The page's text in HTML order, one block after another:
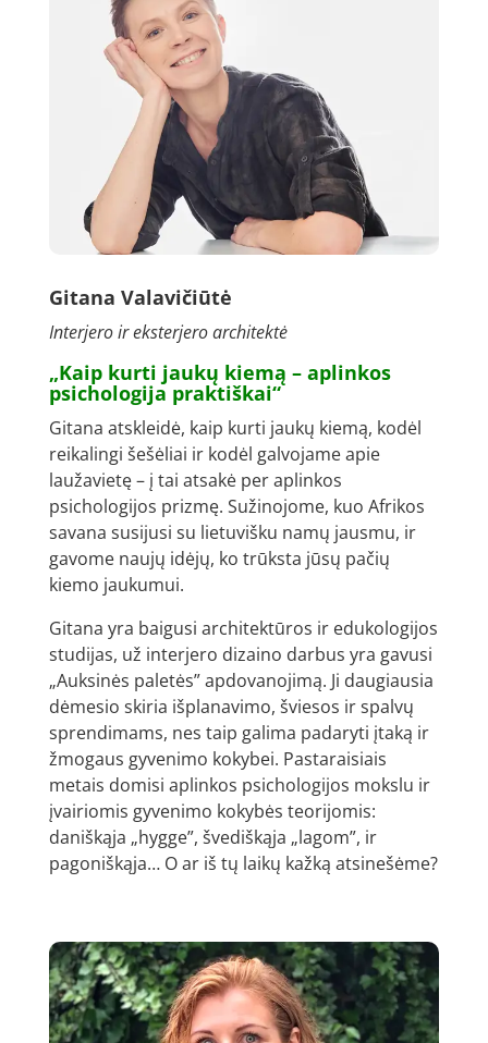
Gitana Valavičiūtė
Interjero ir eksterjero architektė
„Kaip kurti jaukų kiemą – aplinkos
psichologija praktiškai“
Gitana atskleidė, kaip kurti jaukų kiemą, kodėl
reikalingi šešėliai ir kodėl galvojame apie
laužavietę – į tai atsakė per aplinkos
psichologijos prizmę. Sužinojome, kuo Afrikos
savana susijusi su lietuvišku namų jausmu, ir
gavome naujų idėjų, ko trūksta jūsų pačių
kiemo jaukumui.
Gitana yra baigusi architektūros ir edukologijos
studijas, už interjero dizaino darbus yra gavusi
„Auksinės paletės” apdovanojimą. Ji daugiausia
dėmesio skiria išplanavimo, šviesos ir spalvų
sprendimams, nes taip galima padaryti įtaką ir
žmogaus gyvenimo kokybei. Pastaraisiais
metais domisi aplinkos psichologijos mokslu ir
įvairiomis gyvenimo kokybės teorijomis:
daniškąja „hygge”, švediškąja „lagom”, ir
pagoniškąja… O ar iš tų laikų kažką atsinešėme?